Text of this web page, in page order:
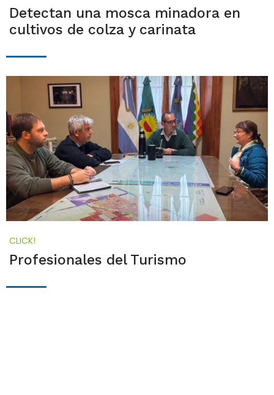
Detectan una mosca minadora en
cultivos de colza y carinata
CLICK!
Profesionales del Turismo